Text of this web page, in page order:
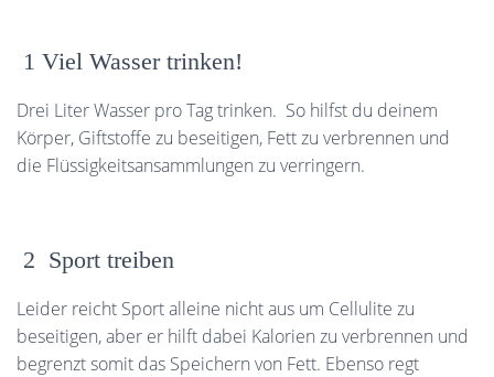
1 Viel Wasser trinken!
Drei Liter Wasser pro Tag trinken. So hilfst du deinem
Körper, Giftstoffe zu beseitigen, Fett zu verbrennen und
die Flüssigkeitsansammlungen zu verringern.
2 Sport treiben
Leider reicht Sport alleine nicht aus um Cellulite zu
beseitigen, aber er hilft dabei Kalorien zu verbrennen und
begrenzt somit das Speichern von Fett. Ebenso regt